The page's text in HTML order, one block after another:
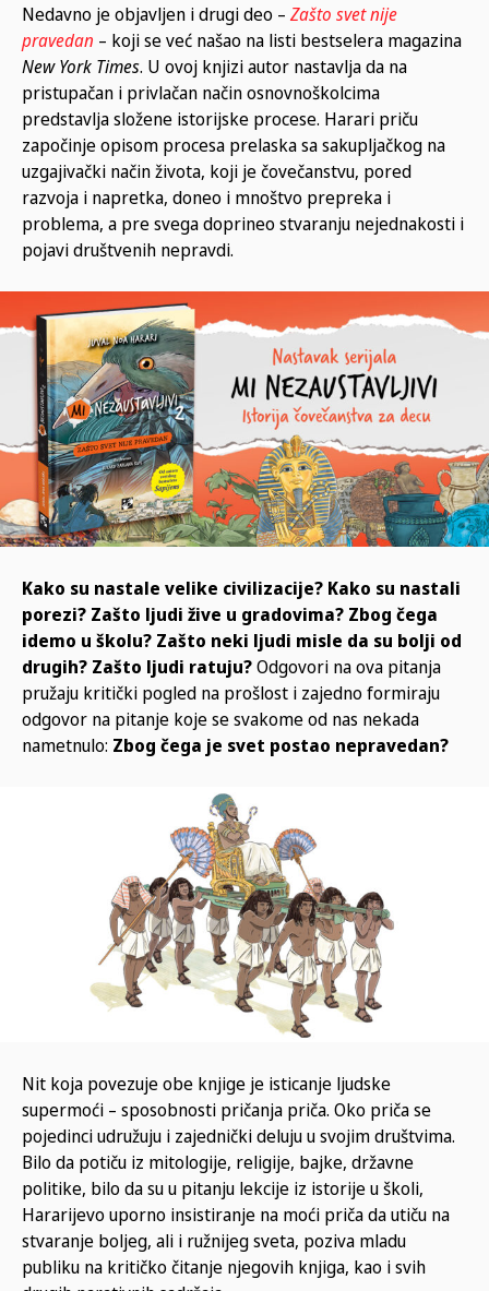
Nedavno je objavljen i drugi deo – Zašto svet nije
pravedan – koji se već našao na listi bestselera magazina
New York Times. U ovoj knjizi autor nastavlja da na
pristupačan i privlačan način osnovnoškolcima
predstavlja složene istorijske procese. Harari priču
započinje opisom procesa prelaska sa sakupljačkog na
uzgajivački način života, koji je čovečanstvu, pored
razvoja i napretka, doneo i mnoštvo prepreka i
problema, a pre svega doprineo stvaranju nejednakosti i
pojavi društvenih nepravdi.
Kako su nastale velike civilizacije? Kako su nastali
porezi? Zašto ljudi žive u gradovima? Zbog čega
idemo u školu? Zašto neki ljudi misle da su bolji od
drugih? Zašto ljudi ratuju?Odgovori na ova pitanja
pružaju kritički pogled na prošlost i zajedno formiraju
odgovor na pitanje koje se svakome od nas nekada
nametnulo: Zbog čega je svet postao nepravedan?
Nit koja povezuje obe knjige je isticanje ljudske
supermoći – sposobnosti pričanja priča. Oko priča se
pojedinci udružuju i zajednički deluju u svojim društvima.
Bilo da potiču iz mitologije, religije, bajke, državne
politike, bilo da su u pitanju lekcije iz istorije u školi,
Hararijevo uporno insistiranje na moći priča da utiču na
stvaranje boljeg, ali i ružnijeg sveta, poziva mladu
publiku na kritičko čitanje njegovih knjiga, kao i svih